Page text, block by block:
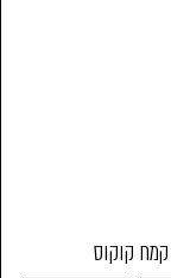
קמח קוקוס